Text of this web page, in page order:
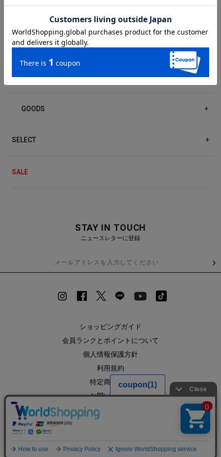
DRESS/ONE-PIECE
ACCESSORIES +
GOODS +
SELECT +
SALE
STAY IN TOUCH
ニュースレターに登録
ショッピングガイド
会員ランクとポイントについて
個人情報保護方針
利用規約
特定商取引法
お問い合わせ
企業情報